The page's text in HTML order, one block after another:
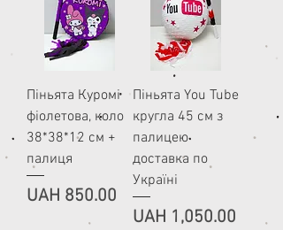
Піньята Куромі
фіолетова, коло
38*38*12 см +
палиця
Price
UAH 850.00
Піньята You Tube
кругла 45 см з
палицею
доставка по
Україні
Price
UAH 1,050.00